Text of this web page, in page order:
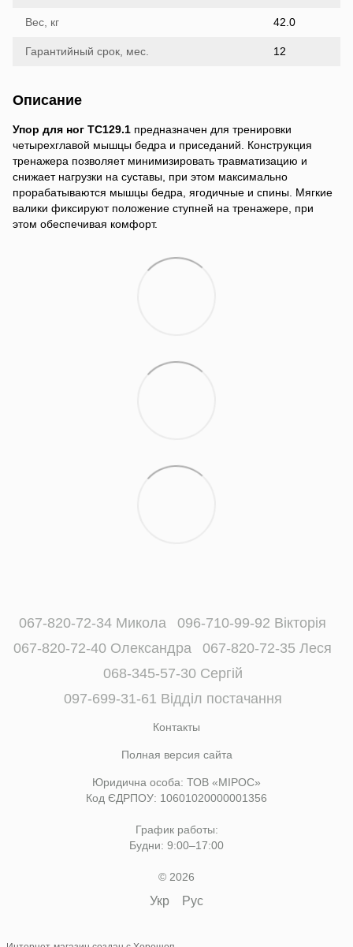
Вес, кг 42.0
Гарантийный срок, мес. 12
Описание
Упор для ног TC129.1 предназначен для тренировки
четырехглавой мышцы бедра и приседаний. Конструкция
тренажера позволяет минимизировать травматизацию и
снижает нагрузки на суставы, при этом максимально
прорабатываются мышцы бедра, ягодичные и спины. Мягкие
валики фиксируют положение ступней на тренажере, при
этом обеспечивая комфорт.
067-820-72-34 Микола
096-710-99-92 Вікторія
067-820-72-40 Олександра
067-820-72-35 Леся
068-345-57-30 Сергій
097-699-31-61 Відділ постачання
Контакты
Полная версия сайта
Юридична особа: ТОВ «МІРОС»
Код ЄДРПОУ: 10601020000001356
График работы:
Будни: 9:00–17:00
© 2026
Укр Рус